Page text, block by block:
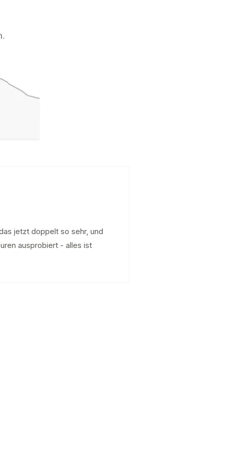
jetzt doppelt so sehr, und
ausprobiert - alles ist